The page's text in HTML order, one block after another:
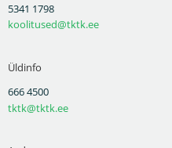
5341 1798
koolitused@tktk.ee
Üldinfo
666 4500
tktk@tktk.ee